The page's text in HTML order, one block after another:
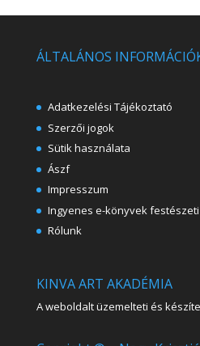
ÁLTALÁNOS
Adatkezelési Tájékoztató
Szerzői jogok
Sütik használata
Ászf
Impresszum
Ingyenes e-könyvek
Rólunk
KINVA ART AKADÉMIA
A weboldalt üzemelteti és